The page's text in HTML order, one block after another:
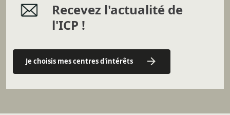
Recevez l'actualité de
l'ICP !
Je choisis mes centres d'intérêts